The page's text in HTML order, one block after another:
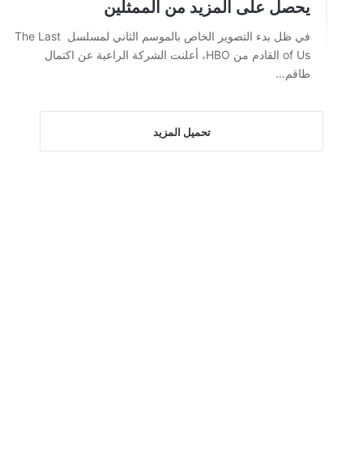
يحصل على المزيد من الممثلين
في ظل بدء التصوير الخاص بالموسم الثاني لمسلسل The Last
of Us القادم من HBO، أعلنت الشركة الراعية عن اكتمال
طاقم…
تحميل المزيد